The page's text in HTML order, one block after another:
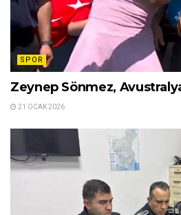
SPOR
Zeynep Sönmez,
21 OCAK 2026